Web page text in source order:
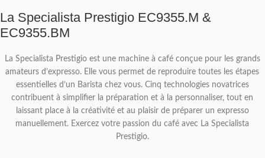
La Specialista Prestigio EC9355.M &
EC9355.BM
La Specialista Prestigio est une machine à café conçue pour les grands
amateurs d’expresso. Elle vous permet de reproduire toutes les étapes
essentielles d’un Barista chez vous. Cinq technologies novatrices
contribuent à simplifier la préparation et à la personnaliser, tout en
laissant place à la créativité et au plaisir de préparer un expresso
manuellement. Exercez votre passion du café avec La Specialista
Prestigio.